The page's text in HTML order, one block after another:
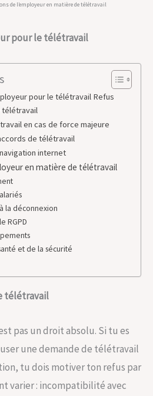
de l’employeur en matière de télétravail
pour le télétravail
pour le télétravail Refus
télétravail
en cas de force majeure
de télétravail
internet
en matière de télétravail
la déconnexion
RGPD
et de la sécurité
télétravail
pas un droit absolu. Si tu es
une demande de télétravail
tu dois motiver ton refus par
varier : incompatibilité avec